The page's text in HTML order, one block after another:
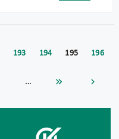
193 194 195 196
…